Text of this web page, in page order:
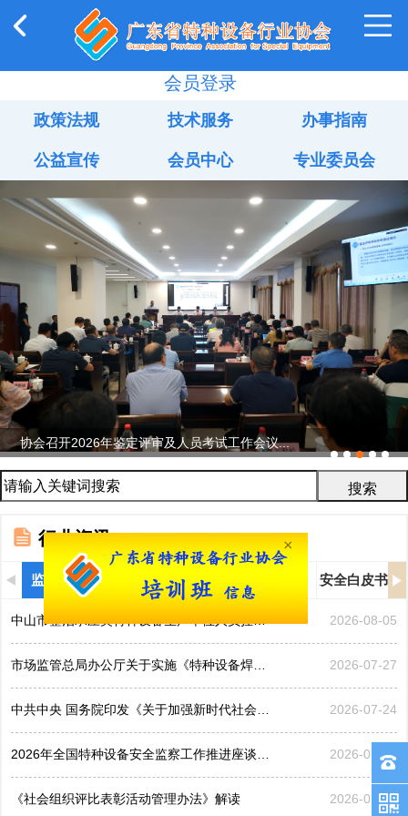
会员登录
政策法规 技术服务 办事指南
公益宣传 会员中心 专业委员会
协会召开2026年鉴定评审及人员考试工作会议...
行业资讯
监管信息 行业新闻 通知公告 安全白皮书
中山市整治承压类特种设备生产单位人员挂靠、临时凑岗、... 2026-08-05
市场监管总局办公厅关于实施《特种设备焊接操作人员考核... 2026-07-27
中共中央 国务院印发《关于加强新时代社会工作的意见》 2026-07-24
2026年全国特种设备安全监察工作推进座谈会在黑龙江哈... 2026-07-21
《社会组织评比表彰活动管理办法》解读 2026-07-17
×